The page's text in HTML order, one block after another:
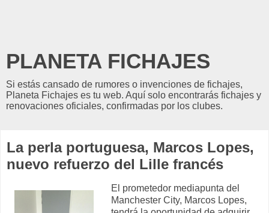
PLANETA FICHAJES
Si estás cansado de rumores o invenciones de fichajes,
Planeta Fichajes es tu web. Aquí solo encontrarás fichajes y
renovaciones oficiales, confirmadas por los clubes.
La perla portuguesa, Marcos Lopes,
nuevo refuerzo del Lille francés
El prometedor mediapunta del
Manchester City, Marcos Lopes,